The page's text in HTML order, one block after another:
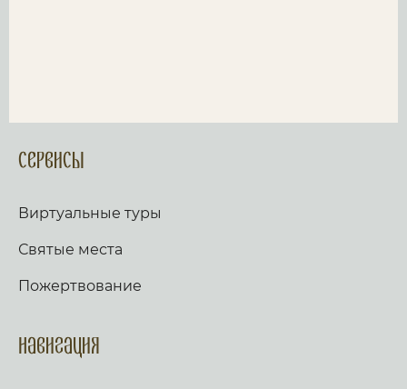
Сервисы
Виртуальные туры
Святые места
Пожертвование
Навигация